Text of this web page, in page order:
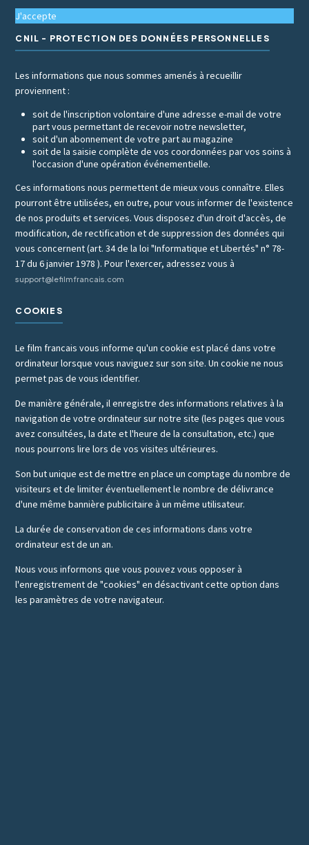
J'accepte
CNIL - PROTECTION DES DONNÉES PERSONNELLES
Les informations que nous sommes amenés à recueillir
proviennent :
soit de l'inscription volontaire d'une adresse e-mail de votre
part vous permettant de recevoir notre newsletter,
soit d'un abonnement de votre part au magazine
soit de la saisie complète de vos coordonnées par vos soins à
l'occasion d'une opération événementielle.
Ces informations nous permettent de mieux vous connaître. Elles
pourront être utilisées, en outre, pour vous informer de l'existence
de nos produits et services. Vous disposez d'un droit d'accès, de
modification, de rectification et de suppression des données qui
vous concernent (art. 34 de la loi "Informatique et Libertés" n° 78-
17 du 6 janvier 1978 ). Pour l'exercer, adressez vous à
support@lefilmfrancais.com
COOKIES
Le film francais vous informe qu'un cookie est placé dans votre
ordinateur lorsque vous naviguez sur son site. Un cookie ne nous
permet pas de vous identifier.
De manière générale, il enregistre des informations relatives à la
navigation de votre ordinateur sur notre site (les pages que vous
avez consultées, la date et l'heure de la consultation, etc.) que
nous pourrons lire lors de vos visites ultérieures.
Son but unique est de mettre en place un comptage du nombre de
visiteurs et de limiter éventuellement le nombre de délivrance
d'une même bannière publicitaire à un même utilisateur.
La durée de conservation de ces informations dans votre
ordinateur est de un an.
Nous vous informons que vous pouvez vous opposer à
l'enregistrement de "cookies" en désactivant cette option dans
les paramètres de votre navigateur.